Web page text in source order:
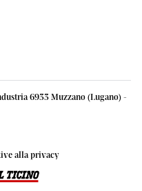
6933 Muzzano (Lugano) -
alla privacy